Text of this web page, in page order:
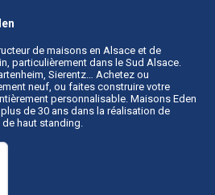
de maisons en Alsace et de
particulièrement dans le Sud Alsace.
Sierentz… Achetez ou
neuf, ou faites construire votre
personnalisable. Maisons Eden
de 30 ans dans la réalisation de
haut standing.